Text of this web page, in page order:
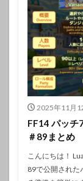
2025年11月
FF14 パッチ
＃89まとめ
こんにちは！
89で公開された